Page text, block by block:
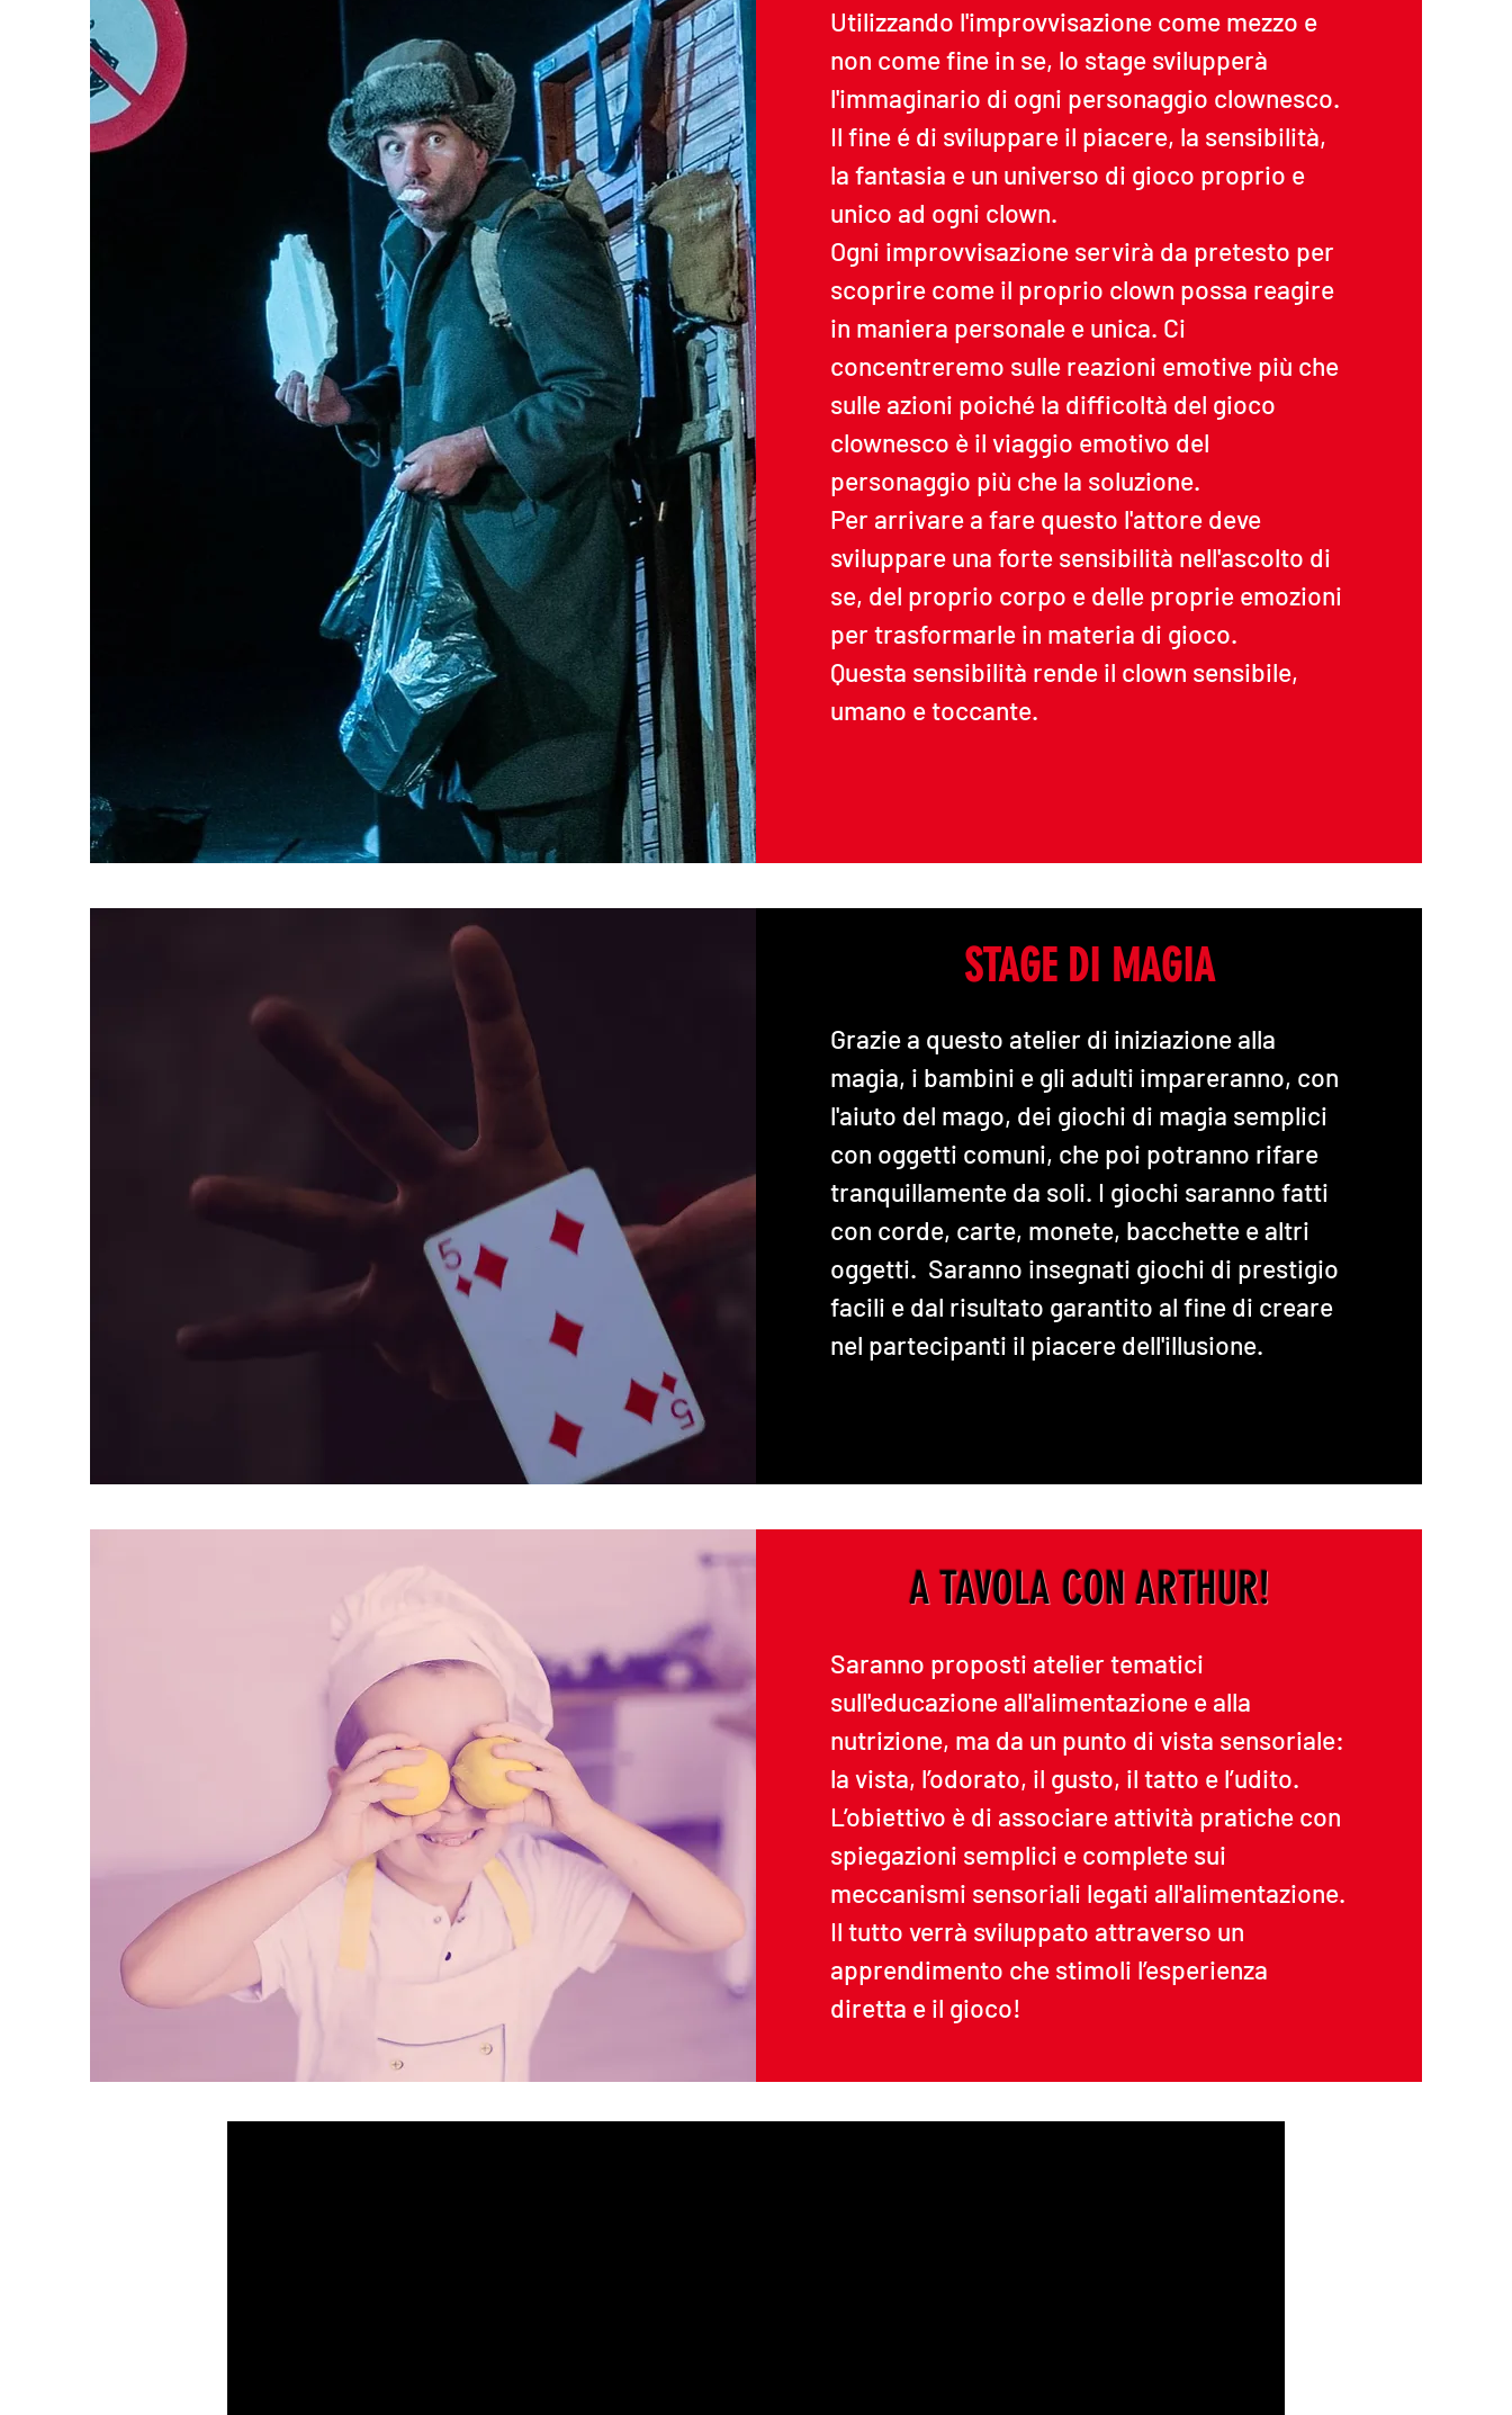
Utilizzando l'improvvisazione come mezzo e
non come fine in se, lo stage svilupperà
l'immaginario di ogni personaggio clownesco.
Il fine é di sviluppare il piacere, la sensibilità,
la fantasia e un universo di gioco proprio e
unico ad ogni clown.
Ogni improvvisazione servirà da pretesto per
scoprire come il proprio clown possa reagire
in maniera personale e unica. Ci
concentreremo sulle reazioni emotive più che
sulle azioni poiché la difficoltà del gioco
clownesco è il viaggio emotivo del
personaggio più che la soluzione.
Per arrivare a fare questo l'attore deve
sviluppare una forte sensibilità nell'ascolto di
se, del proprio corpo e delle proprie emozioni
per trasformarle in materia di gioco.
Questa sensibilità rende il clown sensibile,
umano e toccante.
STAGE DI MAGIA
Grazie a questo atelier di iniziazione alla
magia, i bambini e gli adulti impareranno, con
l'aiuto del mago, dei giochi di magia semplici
con oggetti comuni, che poi potranno rifare
tranquillamente da soli. I giochi saranno fatti
con corde, carte, monete, bacchette e altri
oggetti. Saranno insegnati giochi di prestigio
facili e dal risultato garantito al fine di creare
nel partecipanti il piacere dell'illusione.
A TAVOLA CON ARTHUR!
Saranno proposti atelier tematici
sull'educazione all'alimentazione e alla
nutrizione, ma da un punto di vista sensoriale:
la vista, l’odorato, il gusto, il tatto e l’udito.
L’obiettivo è di associare attività pratiche con
spiegazioni semplici e complete sui
meccanismi sensoriali legati all'alimentazione.
Il tutto verrà sviluppato attraverso un
apprendimento che stimoli l’esperienza
diretta e il gioco!